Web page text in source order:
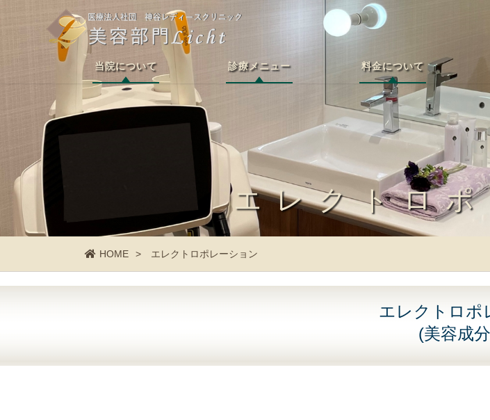
当院について 診療メニュー 料金について
エレクトロ
HOME エレクトロポレーション
エレクトロポ
(美容成